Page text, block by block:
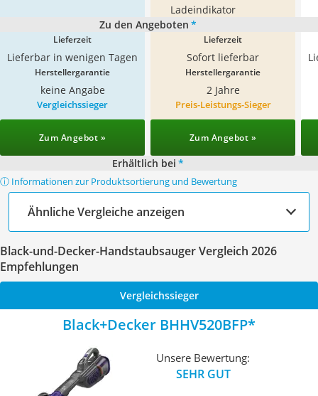
Ladeindikator
Zu den Angeboten *
Lieferzeit
Lieferbar in wenigen Tagen
Lieferzeit
Sofort lieferbar
Herstellergarantie
keine Angabe
Herstellergarantie
2 Jahre
Vergleichssieger
Zum Angebot »
Preis-Leistungs-Sieger
Zum Angebot »
Erhältlich bei *
ⓘ Informationen zur Produktsortierung und Bewertung
Ähnliche Vergleiche anzeigen
Black-und-Decker-Handstaubsauger Vergleich 2026
Empfehlungen
Vergleichssieger
Black+Decker BHHV520BFP
Unsere Bewertung:
SEHR GUT